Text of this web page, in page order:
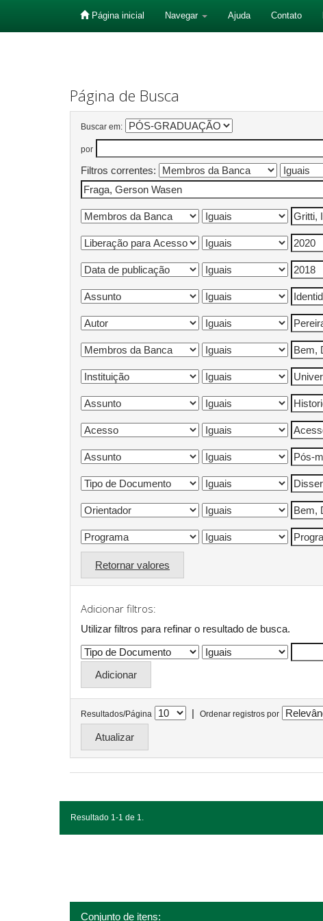
Página inicial Navegar Ajuda Contato
Página de Busca
Buscar em:
por
Filtros correntes:
Retornar valores
Adicionar filtros:
Utilizar filtros para refinar o resultado de busca.
Resultados/Página | Ordenar registros por
Resultado 1-1 de 1.
Conjunto de itens: